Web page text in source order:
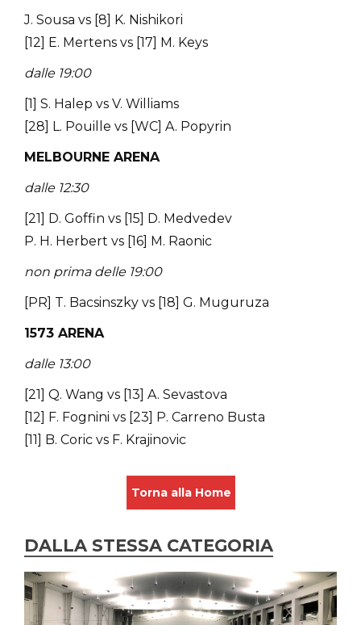
J. Sousa vs [8] K. Nishikori
[12] E. Mertens vs [17] M. Keys
dalle 19:00
[1] S. Halep vs V. Williams
[28] L. Pouille vs [WC] A. Popyrin
MELBOURNE ARENA
dalle 12:30
[21] D. Goffin vs [15] D. Medvedev
P. H. Herbert vs [16] M. Raonic
non prima delle 19:00
[PR] T. Bacsinszky vs [18] G. Muguruza
1573 ARENA
dalle 13:00
[21] Q. Wang vs [13] A. Sevastova
[12] F. Fognini vs [23] P. Carreno Busta
[11] B. Coric vs F. Krajinovic
Torna alla Home
DALLA STESSA CATEGORIA